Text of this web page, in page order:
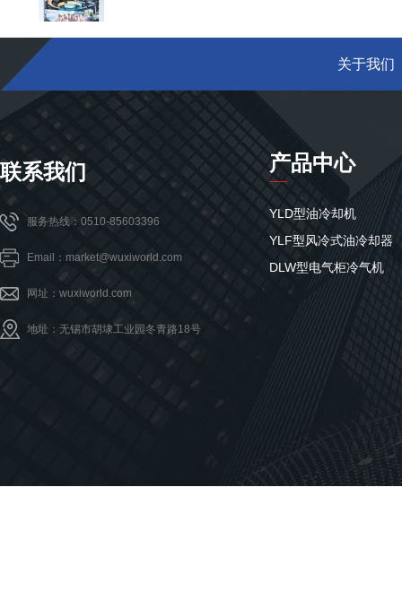
关于我们
联系我们
服务热线：0510-85603396
Email：market@wuxiworld.com
网址：wuxiworld.com
地址：无锡市胡埭工业园冬青路18号
产品中心
YLD型油冷却机
YLF型风冷式油冷却器
DLW型电气柜冷气机